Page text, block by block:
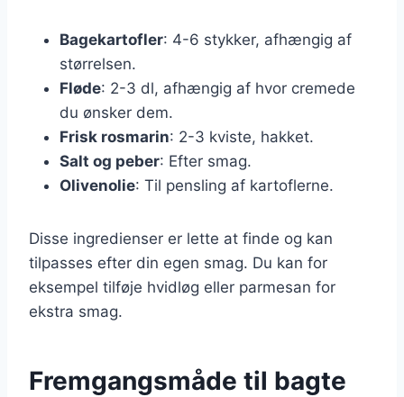
Bagekartofler: 4-6 stykker, afhængig af
størrelsen.
Fløde: 2-3 dl, afhængig af hvor cremede
du ønsker dem.
Frisk rosmarin: 2-3 kviste, hakket.
Salt og peber: Efter smag.
Olivenolie: Til pensling af kartoflerne.
Disse ingredienser er lette at finde og kan
tilpasses efter din egen smag. Du kan for
eksempel tilføje hvidløg eller parmesan for
ekstra smag.
Fremgangsmåde til bagte